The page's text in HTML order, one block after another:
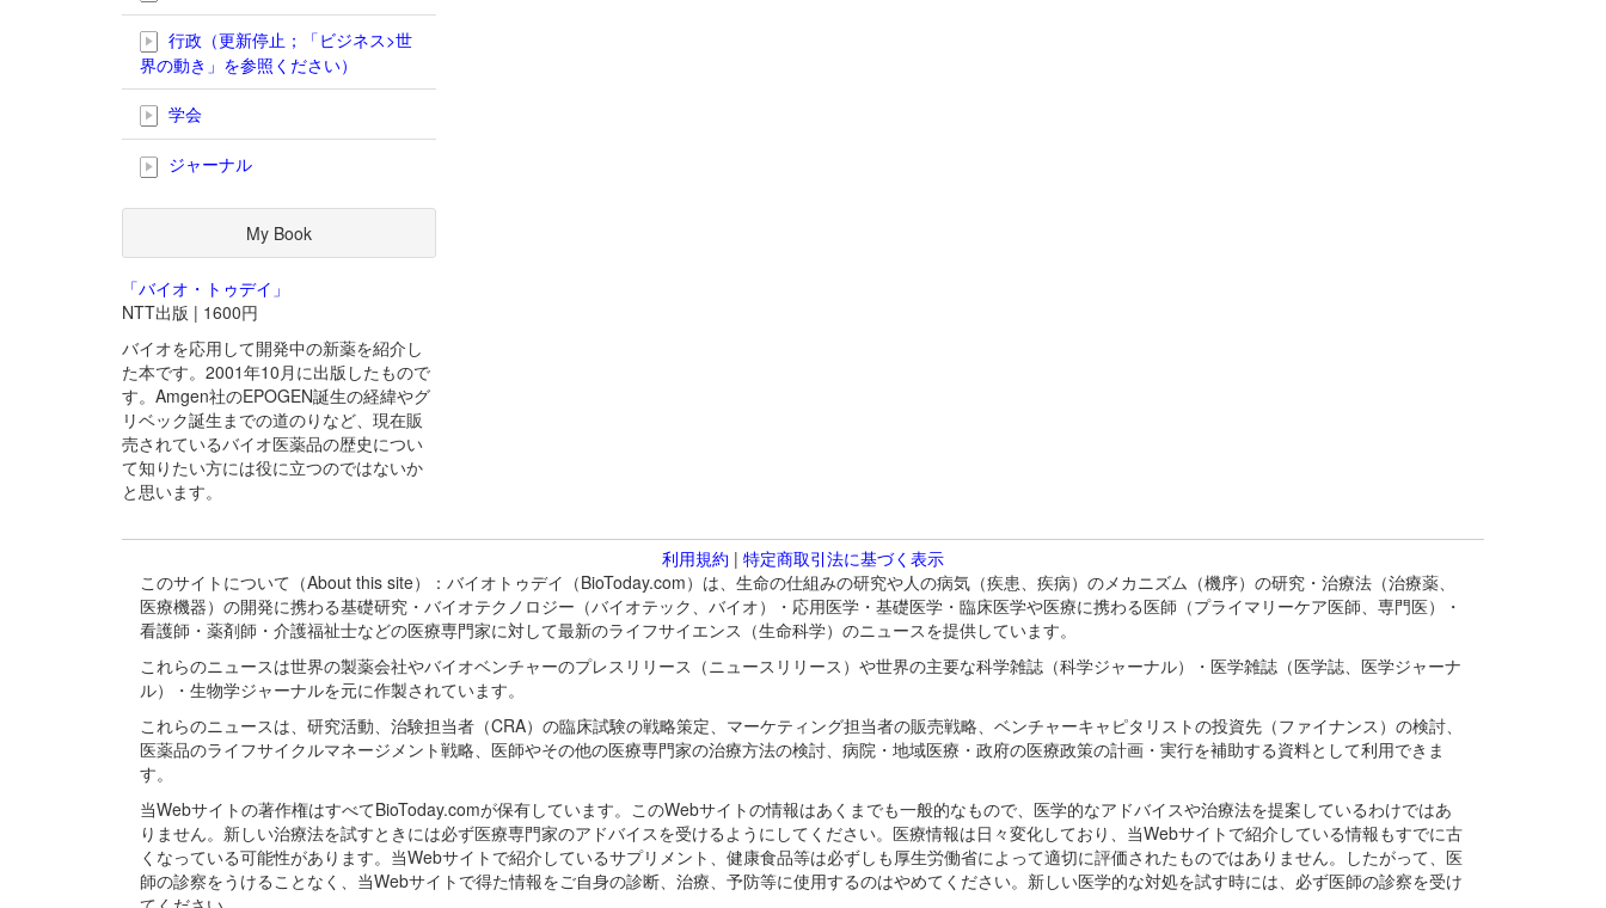
行政（更新停止；「ビジネス>世
界の動き」を参照ください）
学会
ジャーナル
My Book
「バイオ・トゥデイ」
NTT出版 | 1600円
バイオを応用して開発中の新薬を紹介し
た本です。2001年10月に出版したもので
す。Amgen社のEPOGEN誕生の経緯やグ
リベック誕生までの道のりなど、現在販
売されているバイオ医薬品の歴史につい
て知りたい方には役に立つのではないか
と思います。
利用規約 | 特定商取引法に基づく表示
このサイトについて（About this site）：バイオトゥデイ（BioToday.com）は、生命の仕組みの研究や人の病気（疾患、疾病）のメカニズム（機序）の研究・治療法（治療薬、
医療機器）の開発に携わる基礎研究・バイオテクノロジー（バイオテック、バイオ）・応用医学・基礎医学・臨床医学や医療に携わる医師（プライマリーケア医師、専門医）・
看護師・薬剤師・介護福祉士などの医療専門家に対して最新のライフサイエンス（生命科学）のニュースを提供しています。
これらのニュースは世界の製薬会社やバイオベンチャーのプレスリリース（ニュースリリース）や世界の主要な科学雑誌（科学ジャーナル）・医学雑誌（医学誌、医学ジャーナ
ル）・生物学ジャーナルを元に作製されています。
これらのニュースは、研究活動、治験担当者（CRA）の臨床試験の戦略策定、マーケティング担当者の販売戦略、ベンチャーキャピタリストの投資先（ファイナンス）の検討、
医薬品のライフサイクルマネージメント戦略、医師やその他の医療専門家の治療方法の検討、病院・地域医療・政府の医療政策の計画・実行を補助する資料として利用できま
す。
当Webサイトの著作権はすべてBioToday.comが保有しています。このWebサイトの情報はあくまでも一般的なもので、医学的なアドバイスや治療法を提案しているわけではあ
りません。新しい治療法を試すときには必ず医療専門家のアドバイスを受けるようにしてください。医療情報は日々変化しており、当Webサイトで紹介している情報もすでに古
くなっている可能性があります。当Webサイトで紹介しているサプリメント、健康食品等は必ずしも厚生労働省によって適切に評価されたものではありません。したがって、医
師の診察をうけることなく、当Webサイトで得た情報をご自身の診断、治療、予防等に使用するのはやめてください。新しい医学的な対処を試す時には、必ず医師の診察を受け